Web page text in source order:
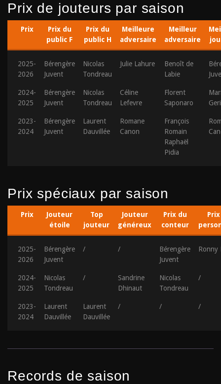
Prix de jouteurs par saison
Prix
Prix du
public F
Prix du
public H
Meilleure
adversaire
Meilleur
adversaire
2025-
2026
Bérengère
Juvent
Nicolas
Tondreau
Julie Lahure
Benoît de
Labie
2024-
2025
Bérengère
Juvent
Nicolas
Tondreau
Céline
Lefevre
Florent
Saponaro
2023-
2024
Bérengère
Juvent
Laurent
Dauvillée
Romane
Canon
François
Romain
Raphaël
Pidia
Prix spéciaux par saison
Prix
Jouteur
étoile
Top
jouteur
Jouteur
généreux
Prix du
conteur
2025-
2026
Bérengère
Juvent
/ /
Bérengère
Juvent
Ronny
2024-
2025
Nicolas
Tondreau
/
Sandrine
Dhinaut
Nicolas
Tondreau
/
2023-
2024
Laurent
Dauvillée
Laurent
Dauvillée
/ / /
Records de saison